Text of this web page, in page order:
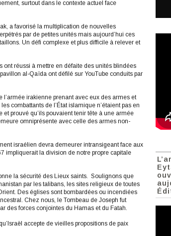
surtout dans le contexte actuel face
a favorisé la multiplication de nouvelles
par de petites unités mais aujourd’hui ces
Un défi complexe et plus difficile à relever et
ont réussi à mettre en défaite des unités blindées
al-Qaïda ont défilé sur YouTube conduits par
l’armée irakienne prenant avec eux des armes et
combattants de l’État islamique n’étaient pas en
prouvé qu’ils pouvaient tenir tête à une armée
omniprésente avec celle des armes non-
israélien devra demeurer intransigeant face aux
impliquerait la division de notre propre capitale
la sécurité des Lieux saints. Soulignons que
par les talibans, les sites religieux de toutes
Des églises sont bombardées ou incendiées
Chez nous, le Tombeau de Joseph fut
des forces conjointes du Hamas et du Fatah.
accepte de vieilles propositions de paix